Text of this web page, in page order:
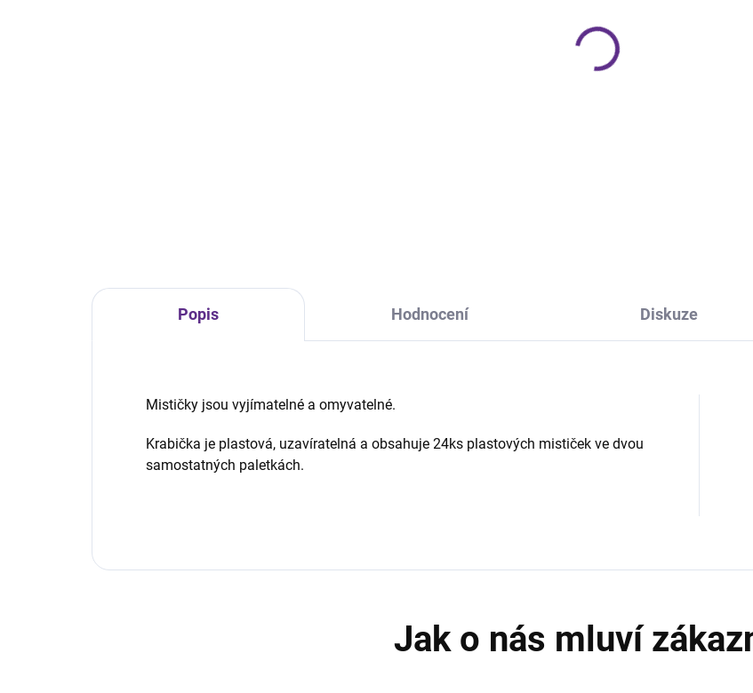
Popis Hodnocení Diskuze
Mističky jsou vyjímatelné a omyvatelné.
Krabička je plastová, uzavíratelná a obsahuje 24ks plastových mističek ve dvou
samostatných paletkách.